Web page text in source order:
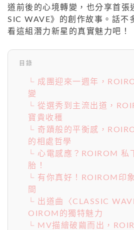
道前後的心境轉變，也分享首張
SIC WAVE》的創作故事。話不
看這組潛力新星的真實魅力吧！
目錄
└ 成團迎來一週年，
變
└ 從選秀到主流出道，
寶貴收穫
└ 奇蹟般的平衡感，
的相處哲學
└ 心電感應？ROIROM 私
胎！
└ 有你真好！ROIROM印
間
└ 出道曲〈CLASSIC
OIROM的獨特魅力
└ MV描繪破繭而出，